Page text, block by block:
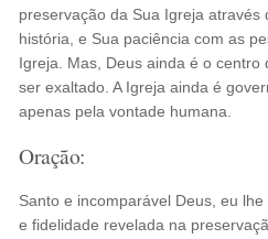
preservação da Sua Igreja através
história, e Sua paciência com as
Igreja. Mas, Deus ainda é o centro
ser exaltado. A Igreja ainda é
apenas pela vontade humana.
Oração:
Santo e incomparável Deus, eu
e fidelidade revelada na